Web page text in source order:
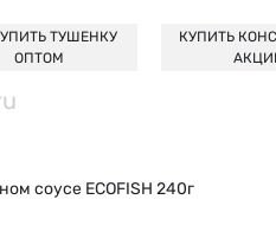
ТУШЕНКУ
ОПТОМ
КУПИТЬ
соусе ECOFISH 240г